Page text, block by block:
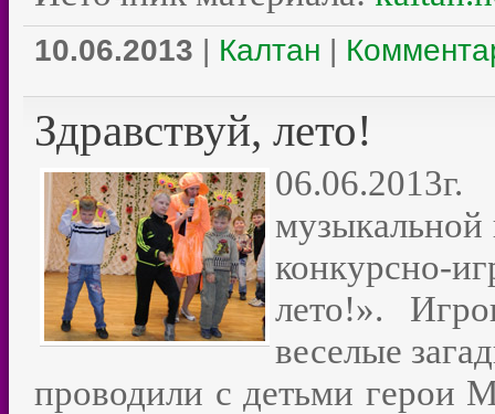
10.06.2013 | Калтан |
Здравствуй, лето!
конкурсно-
лето!».
веселые
проводили с детьми герои